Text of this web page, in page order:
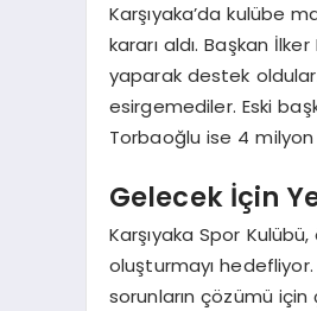
Karşıyaka’da kulübe
kararı aldı. Başkan
yaparak destek
esirgemediler. Eski
Torbaoğlu ise 4 milyon
Gelecek İçin
Karşıyaka Spor
oluşturmayı hedefliyor.
sorunların çözümü